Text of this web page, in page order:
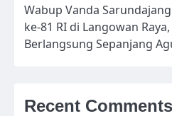
Wabup Vanda
ke-81 RI di Langowan
Berlangsung Sepanjang
Recent Comments